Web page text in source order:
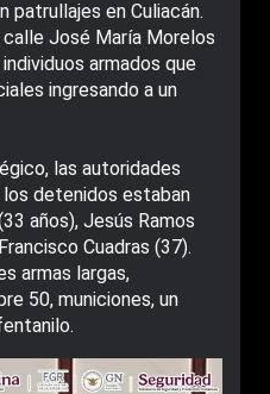
patrullajes en Culiacán.
calle José María Morelos
armados que
ingresando a un
las autoridades
los detenidos estaban
años), Jesús Ramos
Cuadras (37).
armas largas,
50, municiones, un